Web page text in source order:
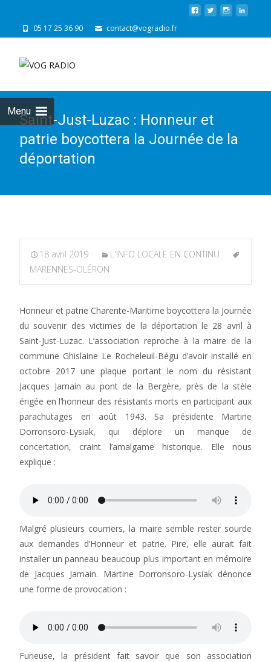
05 17 25 36 90 contact@vogradio.fr
Menu
Saint-Just-Luzac : Honneur et
patrie boycottera la Journée de la
déportation
18 avril 2019
L'INFO LOCALE EN CONTINU
MARENNES-OLÉRON
Honneur et patrie Charente-Maritime boycottera la Journée
du souvenir des victimes de la déportation le 28 avril à
Saint-Just-Luzac. L’association reproche à la maire de la
commune Ghislaine Le Rocheleuil-Bégu d’avoir installé en
octobre 2017 une plaque portant le nom du résistant
Jacques Jamain au pont de la Bergère, près de la stèle
érigée en l’honneur des résistants morts en participant aux
parachutages en août 1943. Sa présidente Martine
Dorronsoro-Lysiak, qui déplore un manque de
concertation, craint l’amalgame historique. Elle nous
explique :
Malgré plusieurs courriers, la maire semble rester sourde
aux demandes d’Honneur et patrie. Pire, elle aurait fait
installer un panneau beaucoup plus important en mémoire
de Jacques Jamain. Martine Dorronsoro-Lysiak dénonce
une forme de provocation :
Furieuse, la président fait savoir que son association